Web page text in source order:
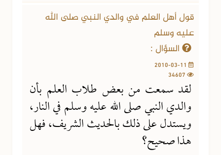
قول أهل العلم في والدي النبي صلى الله
عليه وسلم
السؤال :
لقد سمعت من بعض طلاب العلم بأن
والدي النبي صلى الله عليه وسلم في النار،
ويستدل على ذلك بالحديث الشريف، فهل
هذا صحيح؟